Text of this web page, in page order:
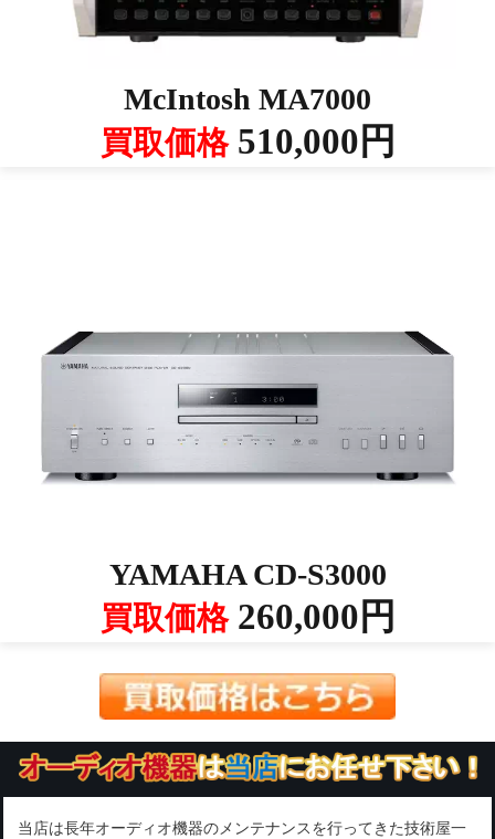
McIntosh MA7000
買取価格510,000円
YAMAHA CD-S3000
買取価格260,000円
当店は長年オーディオ機器のメンテナンスを行ってきた技術屋一